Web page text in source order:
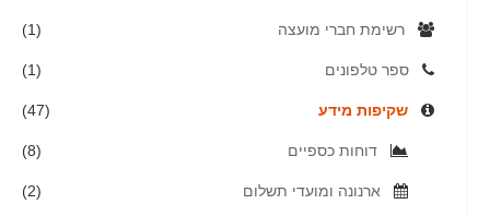
רשימת חברי מועצה (1)
ספר טלפונים (1)
שקיפות מידע (47)
דוחות כספיים (8)
ארנונה ומועדי תשלום (2)